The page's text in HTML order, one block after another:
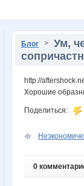
Блог > Ум,
http://
Хорошие
Поделиться:
0